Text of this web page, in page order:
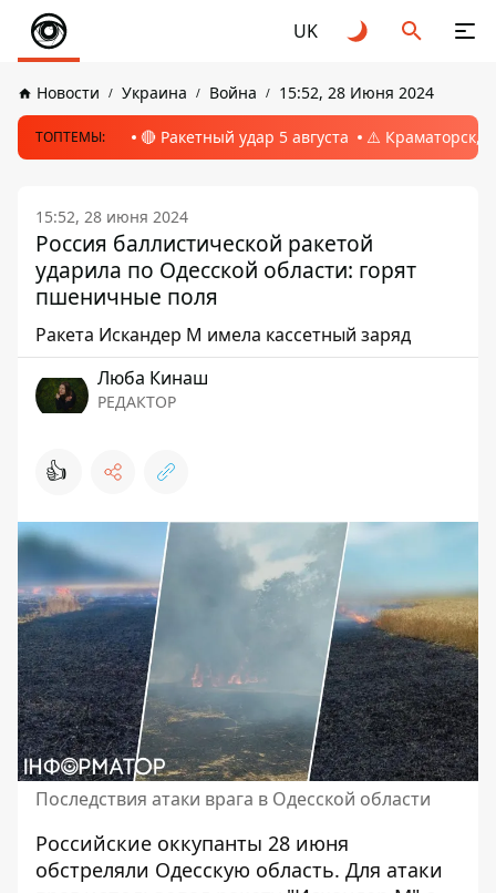
UK
Новости Украина Война 15:52, 28 Июня 2024
ТОПТЕМЫ: 🔴 Ракетный удар 5 августа ⚠️ Краматорск,
15:52, 28 июня 2024
Россия баллистической ракетой
ударила по Одесской области: горят
пшеничные поля
Ракета Искандер М имела кассетный заряд
Люба Кинаш
РЕДАКТОР
👍
Последствия атаки врага в Одесской области
Российские оккупанты 28 июня
обстреляли Одесскую область. Для атаки